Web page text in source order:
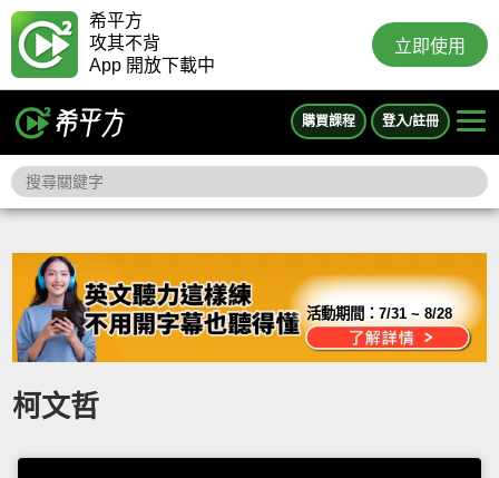
希平方
攻其不背
App 開放下載中
立即使用
購買課程 登入/註冊
活動期間：7/31 ~ 8/28
柯文哲